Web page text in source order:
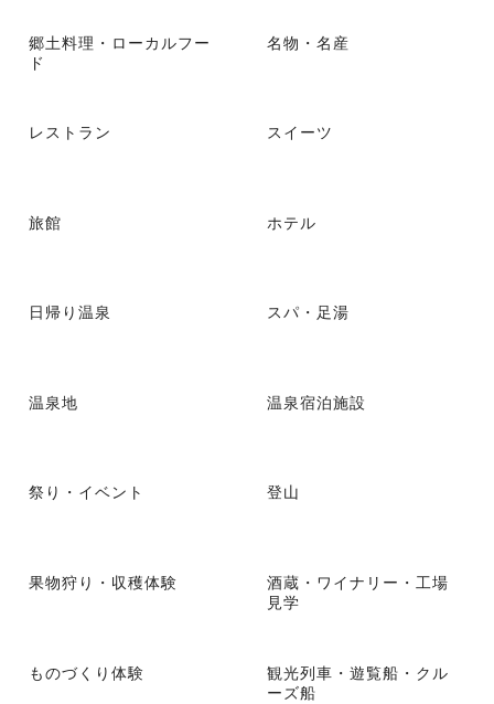
郷土料理・ローカルフー
ド
名物・名産
レストラン スイーツ
旅館 ホテル
日帰り温泉 スパ・足湯
温泉地 温泉宿泊施設
祭り・イベント 登山
果物狩り・収穫体験
酒蔵・ワイナリー・工場
見学
ものづくり体験
観光列車・遊覧船・クル
ーズ船